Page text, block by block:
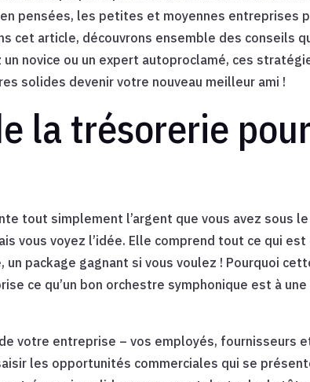
pensées, les petites et moyennes entreprises
cet article, découvrons ensemble des conseils
novice ou un expert autoproclamé, ces
solides devenir votre nouveau meilleur ami !
la trésorerie
tout simplement l’argent que vous avez sous
vous voyez l’idée. Elle comprend tout ce qui
package gagnant si vous voulez ! Pourquoi
ce qu’un bon orchestre symphonique est à
votre entreprise – vos employés, fournisseurs
les opportunités commerciales qui se